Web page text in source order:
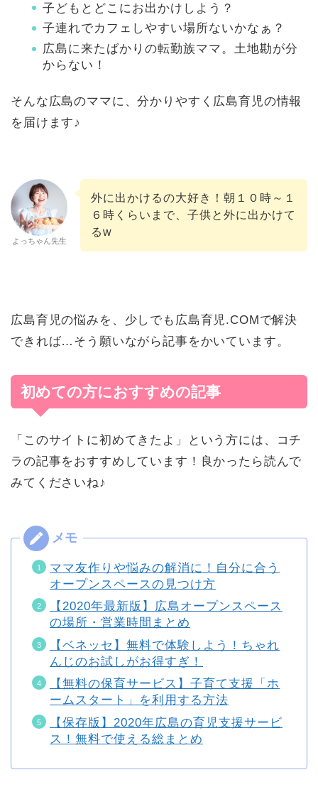
子どもとどこにお出かけしよう？
子連れでカフェしやすい場所ないかなぁ？
広島に来たばかりの転勤族ママ。土地勘が分
からない！
そんな広島のママに、分かりやすく広島育児の情報
を届けます♪
よっちゃん先生
外に出かけるの大好き！朝１０時～１
６時くらいまで、子供と外に出かけて
るw
広島育児の悩みを、少しでも広島育児.COMで解決
できれば…そう願いながら記事をかいています。
初めての方におすすめの記事
「このサイトに初めてきたよ」という方には、コチ
ラの記事をおすすめしています！良かったら読んで
みてくださいね♪
ママ友作りや悩みの解消に！自分に合う
オープンスペースの見つけ方
【2020年最新版】広島オープンスペース
の場所・営業時間まとめ
【ベネッセ】無料で体験しよう！ちゃれ
んじのお試しがお得すぎ！
【無料の保育サービス】子育て支援「ホ
ームスタート」を利用する方法
【保存版】2020年広島の育児支援サービ
ス！無料で使える総まとめ